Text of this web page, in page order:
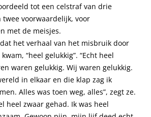
tot een celstraf van drie
twee voorwaardelijk, voor
met de meisjes.
het verhaal van het misbruik door
“heel gelukkig”. “Echt heel
waren gelukkig. Wij waren gelukkig.
in elkaar en die klap zag ik
Alles was toen weg, alles”, zegt ze.
heel zwaar gehad. Ik was heel